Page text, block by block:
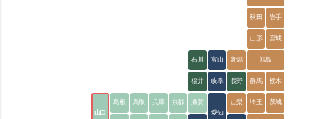
秋田 岩手
山形 宮城
福島
新潟
群馬 栃木
埼玉 茨城
山梨
石川
福井 長野
富山
岐阜
愛知
山口
島根 鳥取 兵庫 京都 滋賀